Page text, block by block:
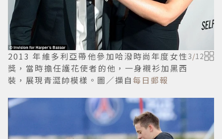
2013 年維多利亞帶他參加哈潑時尚年度女性
獎，當時擔任護花使者的他，一身襯衫加黑西
裝，展現青澀帥模樣。圖／擷自每日郵報
3/12